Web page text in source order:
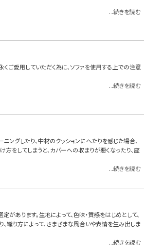
...続きを読む
ご愛用していただく為に、ソファを使用する上での注意
...続きを読む
ングしたり、中材のクッションにへたりを感じた場合、
方をしてしまうと、カバーへの収まりが悪くなったり、座
...続きを読む
があります。生地によって、色味・質感をはじめとして、
織り方によって、さまざまな風合いや表情を生み出しま
...続きを読む